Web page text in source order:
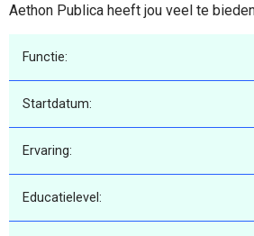
Aethon Publica heeft jou veel te
Functie:
Startdatum:
Ervaring:
Educatielevel: